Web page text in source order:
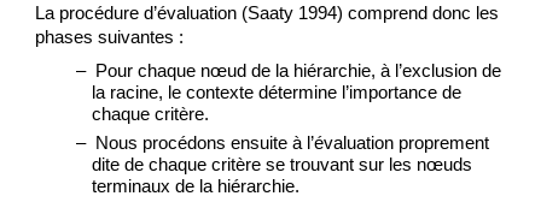
La procédure d’évaluation (Saaty 1994) comprend donc les
phases suivantes :
–  Pour chaque nœud de la hiérarchie, à l’exclusion de
la racine, le contexte détermine l’importance de
chaque critère.
–  Nous procédons ensuite à l’évaluation proprement
dite de chaque critère se trouvant sur les nœuds
terminaux de la hiérarchie.